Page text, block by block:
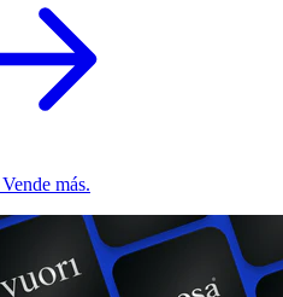
más.